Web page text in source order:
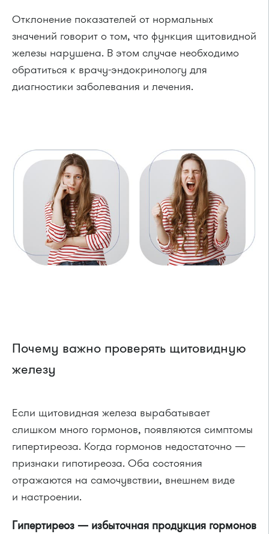
Отклонение показателей от нормальных
значений говорит о том, что функция щитовидной
железы нарушена. В этом случае необходимо
обратиться к врачу-эндокринологу для
диагностики заболевания и лечения.
Почему важно проверять щитовидную
железу
Если щитовидная железа вырабатывает
слишком много гормонов, появляются симптомы
гипертиреоза. Когда гормонов недостаточно —
признаки гипотиреоза. Оба состояния
отражаются на самочувствии, внешнем виде
и настроении.
Гипертиреоз — избыточная продукция гормонов